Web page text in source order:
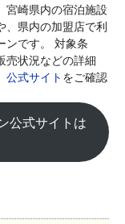
宮崎県内の宿泊施設
、県内の加盟店で利
ンです。 対象条
売状況などの詳細
公式サイトをご確認
公式サイトは